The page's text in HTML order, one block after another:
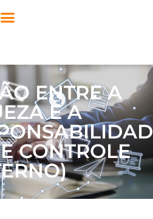
ENTRE A
E A
CONTROLE